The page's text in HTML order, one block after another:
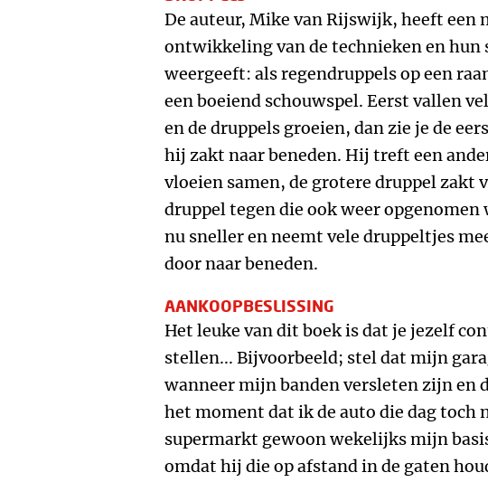
De auteur, Mike van Rijswijk, heeft een
ontwikkeling van de technieken en hun
weergeeft: als regendruppels op een
een boeiend schouwspel. Eerst vallen
en de druppels groeien, dan zie je de
hij zakt naar beneden. Hij treft een
vloeien samen, de grotere druppel zakt
druppel tegen die ook weer
nu sneller en neemt vele druppeltjes
door naar beneden.
AANKOOPBESLISSING
Het leuke van dit boek is dat je jezelf
stellen... Bijvoorbeeld; stel dat mijn
wanneer mijn banden versleten zijn en
het moment dat ik de auto die dag toch
supermarkt gewoon wekelijks mijn
omdat hij die op afstand in de gaten